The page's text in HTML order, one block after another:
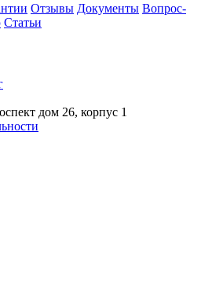
Отзывы Документы Вопрос-
Статьи
дом 26, корпус 1